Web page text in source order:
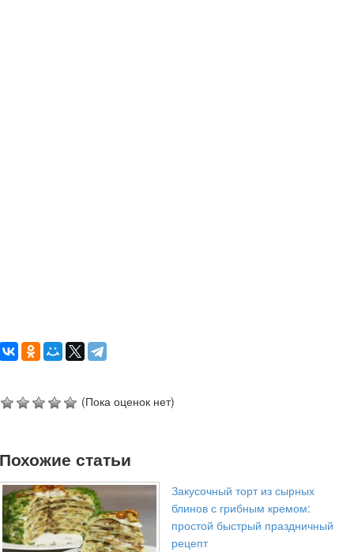
(Пока оценок нет)
Похожие статьи
Закусочный торт из сырных
блинов с грибным кремом:
простой быстрый праздничный
рецепт